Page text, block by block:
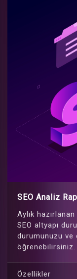
SEO Analiz
Aylık
SEO altyapı
durumunuzu ve
öğrenebilirsiniz.
Özellikler